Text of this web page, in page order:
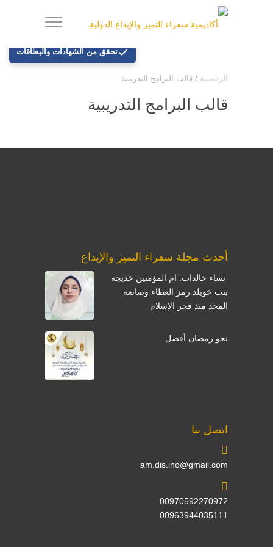
الرئيسية / قالب البرامج التدريبية
قالب البرامج التدريبية
أحدث مجلة سفراء التميز والإبداع
نساء خالدات: ام المؤمنين خديجه
بنت خويلد رمز العطاء وصانعة
المجد منذ فجر الإسلام
نحو رمضان أفضل
اتصل بنا
am.dis.ino@gmail.com
00970592270972
00963944035111
تحقق من الشهادات والبطاقات